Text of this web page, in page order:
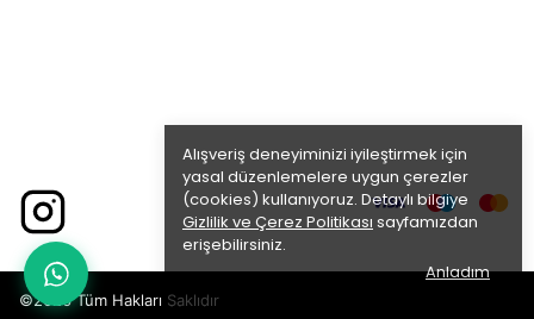
Alışveriş deneyiminizi iyileştirmek için
yasal düzenlemelere uygun çerezler
(cookies) kullanıyoruz. Detaylı bilgiye
Gizlilik ve Çerez Politikası sayfamızdan
erişebilirsiniz.
Anladım
©2026 Tüm Hakları Saklıdır